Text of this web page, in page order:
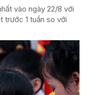
vào ngày 22/8 với
trước 1 tuần so với